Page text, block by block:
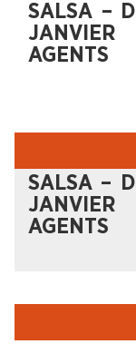
SALSA –
AGENTS
SALSA –
AGENTS